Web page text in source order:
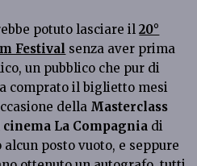
potuto lasciare il20°
Festival senza aver prima
un pubblico che pur di
comprato il biglietto mesi
della Masterclass
cinema La Compagnia di
posto vuoto, e seppure